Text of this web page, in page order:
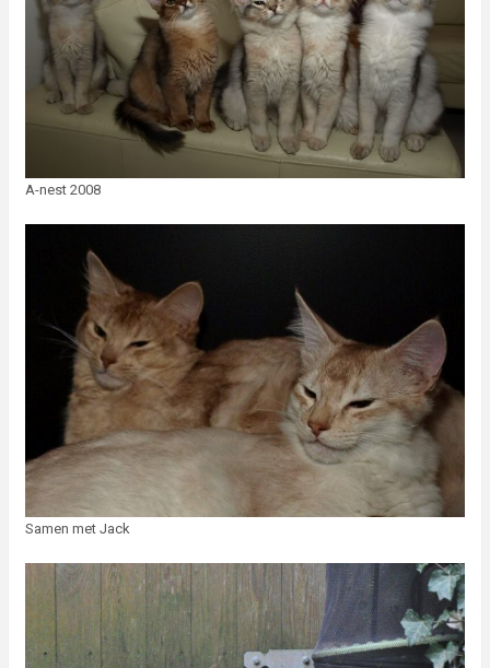
A-nest 2008
Samen met Jack